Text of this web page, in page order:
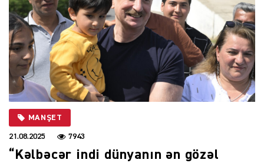
MANŞET
21.08.2025 7943
“Kəlbəcər indi dünyanın ən gözəl